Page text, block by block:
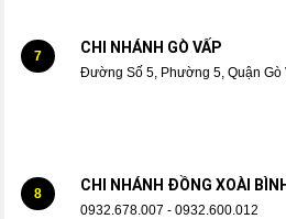
7 CHI NHÁNH GÒ VẤP
Đường Số 5, Phường 5, Quận Gò
8 CHI NHÁNH ĐỒNG XOÀI
0932.678.007 - 0932.600.012